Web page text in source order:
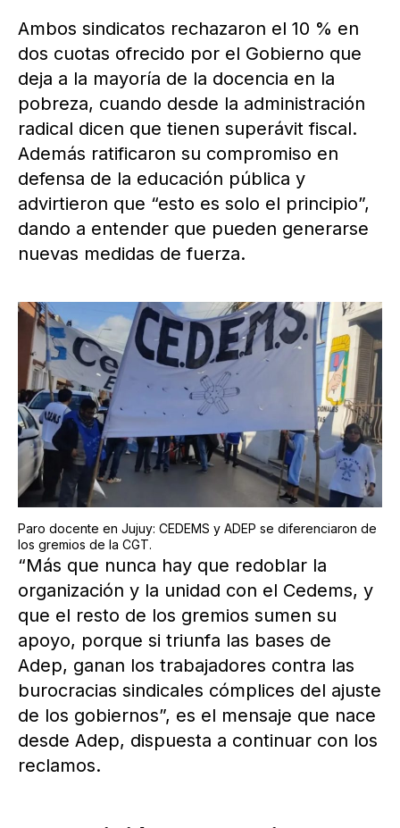
Ambos sindicatos rechazaron el 10 % en
dos cuotas ofrecido por el Gobierno que
deja a la mayoría de la docencia en la
pobreza, cuando desde la administración
radical dicen que tienen superávit fiscal.
Además ratificaron su compromiso en
defensa de la educación pública y
advirtieron que “esto es solo el principio”,
dando a entender que pueden generarse
nuevas medidas de fuerza.
Paro docente en Jujuy: CEDEMS y ADEP se diferenciaron de
los gremios de la CGT.
“Más que nunca hay que redoblar la
organización y la unidad con el Cedems, y
que el resto de los gremios sumen su
apoyo, porque si triunfa las bases de
Adep, ganan los trabajadores contra las
burocracias sindicales cómplices del ajuste
de los gobiernos”, es el mensaje que nace
desde Adep, dispuesta a continuar con los
reclamos.